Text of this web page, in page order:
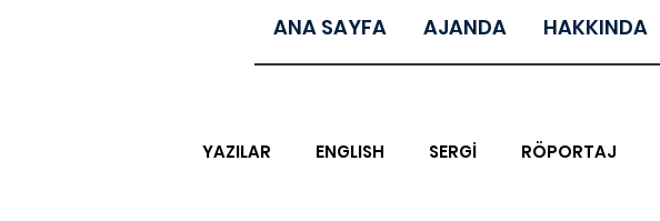
ANA SAYFA AJANDA HAKKINDA
YAZILAR ENGLISH SERGİ RÖPORTAJ